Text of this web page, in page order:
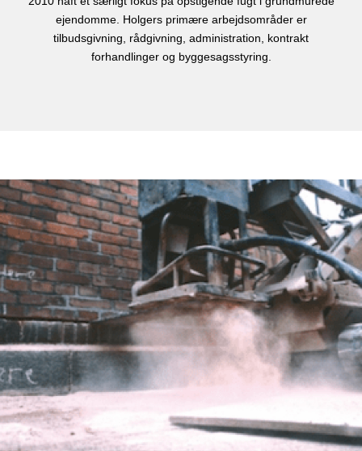
ejendomme. Holgers primære arbejdsområder er
tilbudsgivning, rådgivning, administration, kontrakt
forhandlinger og byggesagsstyring.